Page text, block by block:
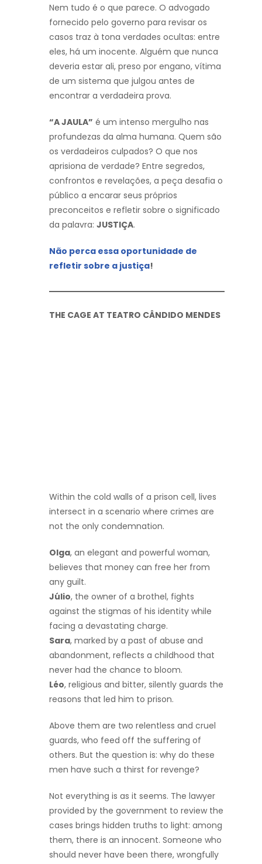
Nem tudo é o que parece. O advogado
fornecido pelo governo para revisar os
casos traz à tona verdades ocultas: entre
eles, há um inocente. Alguém que nunca
deveria estar ali, preso por engano, vítima
de um sistema que julgou antes de
encontrar a verdadeira prova.
“A JAULA” é um intenso mergulho nas
profundezas da alma humana. Quem são
os verdadeiros culpados? O que nos
aprisiona de verdade? Entre segredos,
confrontos e revelações, a peça desafia o
público a encarar seus próprios
preconceitos e refletir sobre o significado
da palavra: JUSTIÇA.
Não perca essa oportunidade de
refletir sobre a justiça!
THE CAGE AT TEATRO CÂNDIDO MENDES
Within the cold walls of a prison cell, lives
intersect in a scenario where crimes are
not the only condemnation.
Olga, an elegant and powerful woman,
believes that money can free her from
any guilt.
Júlio, the owner of a brothel, fights
against the stigmas of his identity while
facing a devastating charge.
Sara, marked by a past of abuse and
abandonment, reflects a childhood that
never had the chance to bloom.
Léo, religious and bitter, silently guards the
reasons that led him to prison.
Above them are two relentless and cruel
guards, who feed off the suffering of
others. But the question is: why do these
men have such a thirst for revenge?
Not everything is as it seems. The lawyer
provided by the government to review the
cases brings hidden truths to light: among
them, there is an innocent. Someone who
should never have been there, wrongfully